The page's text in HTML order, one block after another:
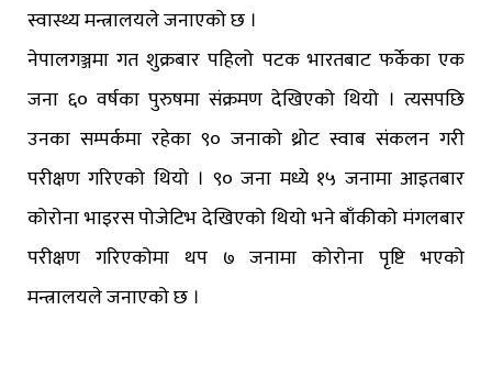
स्वास्थ्य मन्त्रालयले जनाएको छ ।
नेपालगञ्जमा गत शुक्रबार पहिलो पटक भारतबाट फर्केका एक
जना ६० वर्षका पुरुषमा संक्रमण देखिएको थियो । त्यसपछि
उनका सम्पर्कमा रहेका ९० जनाको थ्रोट स्वाब संकलन गरी
परीक्षण गरिएको थियो । ९० जना मध्ये १५ जनामा आइतबार
कोरोना भाइरस पोजेटिभ देखिएको थियो भने बाँकीको मंगलबार
परीक्षण गरिएकोमा थप ७ जनामा कोरोना पृष्टि भएको
मन्त्रालयले जनाएको छ ।